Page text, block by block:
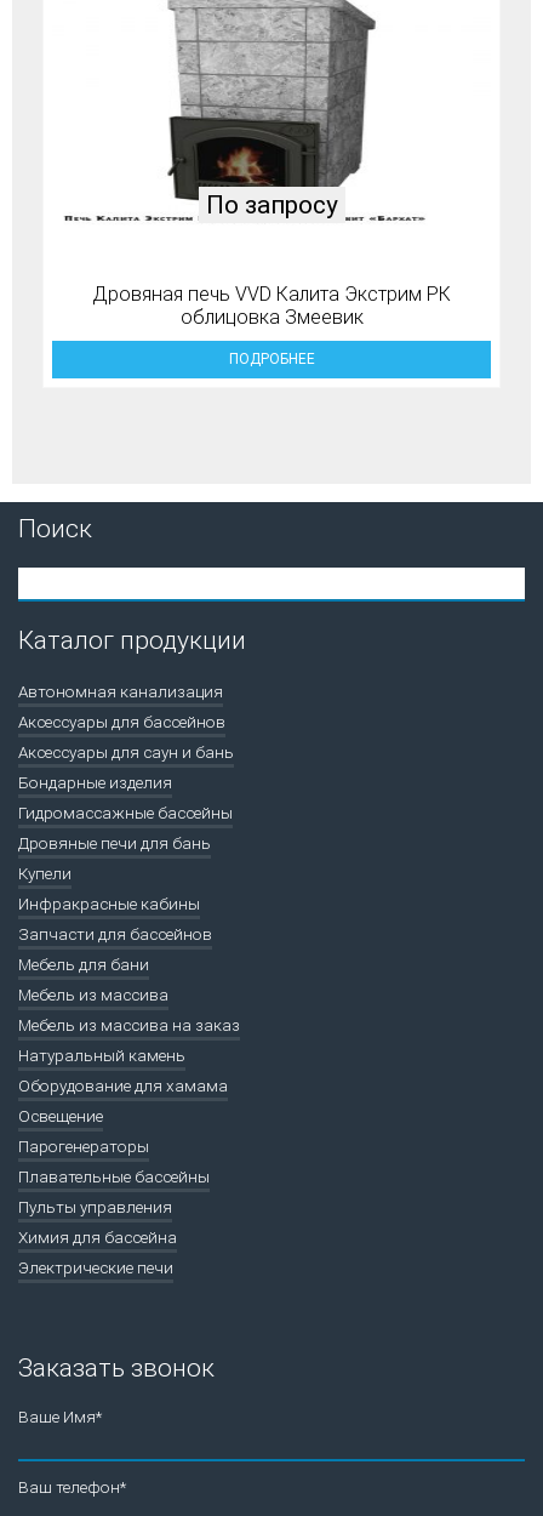
Дровяная печь VVD Калита Экстрим РК
облицовка Змеевик
По запросу
ПОДРОБНЕЕ
Поиск
Каталог продукции
Автономная канализация
Аксессуары для бассейнов
Аксессуары для саун и бань
Бондарные изделия
Гидромассажные бассейны
Дровяные печи для бань
Купели
Инфракрасные кабины
Запчасти для бассейнов
Мебель для бани
Мебель из массива
Мебель из массива на заказ
Натуральный камень
Оборудование для хамама
Освещение
Парогенераторы
Плавательные бассейны
Пульты управления
Химия для бассейна
Электрические печи
Заказать звонок
Ваше Имя*
Ваш телефон*